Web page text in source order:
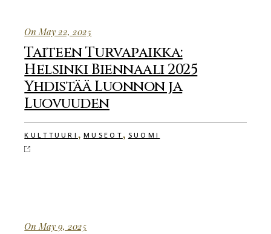
On May 22, 2025
Taiteen Turvapaikka:
Helsinki Biennaali 2025
Yhdistää Luonnon ja
Luovuuden
KULTTUURI ,MUSEOT , SUOMI
On May 9, 2025